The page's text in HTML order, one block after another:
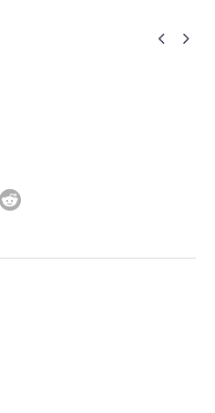
 